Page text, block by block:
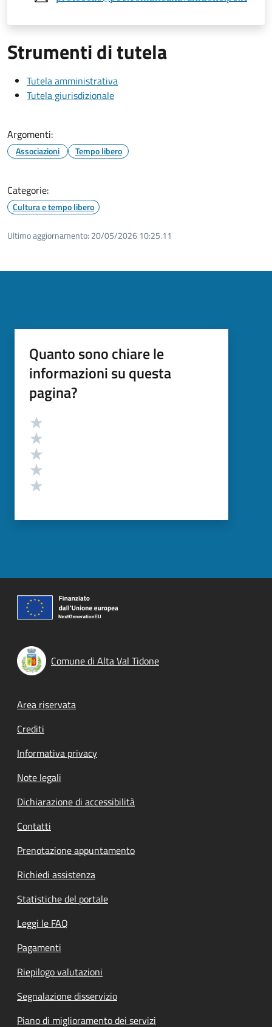
Strumenti di tutela
Tutela amministrativa
Tutela giurisdizionale
Argomenti:
Associazioni Tempo libero
Categorie:
Cultura e tempo libero
Ultimo aggiornamento: 20/05/2026 10:25.11
Quanto sono chiare le
informazioni su questa
pagina?
Valutazione
Comune di Alta Val Tidone
Footer menu
Area riservata
Crediti
Informativa privacy
Note legali
Dichiarazione di accessibilità
Contatti
Prenotazione appuntamento
Richiedi assistenza
Statistiche del portale
Leggi le FAQ
Pagamenti
Riepilogo valutazioni
Segnalazione disservizio
Piano di miglioramento dei servizi